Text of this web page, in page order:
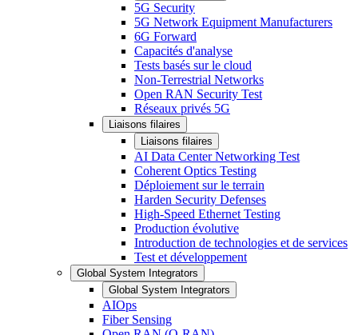
5G Security
5G Network Equipment Manufacturers
6G Forward
Capacités d'analyse
Tests basés sur le cloud
Non-Terrestrial Networks
Open RAN Security Test
Réseaux privés 5G
Liaisons filaires
Liaisons filaires
AI Data Center Networking Test
Coherent Optics Testing
Déploiement sur le terrain
Harden Security Defenses
High-Speed Ethernet Testing
Production évolutive
Introduction de technologies et de services
Test et développement
Global System Integrators
Global System Integrators
AIOps
Fiber Sensing